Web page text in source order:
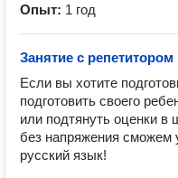
Опыт: 1 год
Занятие с
Если вы хотите
подготовить своего
или подтянуть оценки
без напряжения сможем
русский язык!